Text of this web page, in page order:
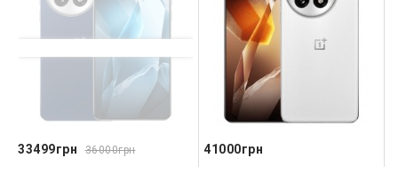
33499грн 36000грн 41000грн